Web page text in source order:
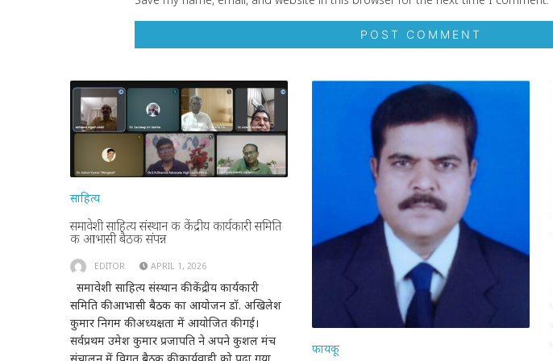
साहित्य
समावेशी साहित्य संस्थान की केंद्रीय कार्यकारी समिति
की आभासी बैठक संपन्न
EDITOR APRIL 1, 2026
समावेशी साहित्य संस्थान की केंद्रीय कार्यकारी
समिति की आभासी बैठक का आयोजन डॉ. अखिलेश
कुमार निगम की अध्यक्षता में आयोजित की गई।
सर्वप्रथम उमेश कुमार प्रजापति ने अपने कुशल मंच
फायकू